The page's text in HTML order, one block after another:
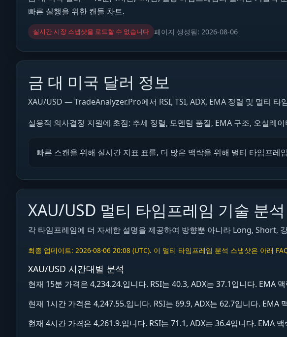
빠른 실행을 위한 캔들 차트.
실시간 시장 스냅샷을 로드할 수 없습니다 페이지 생성됨: 2026-08-06
금 대 미국 달러 정보
XAU/USD — TradeAnalyzer.Pro에서 RSI, TSI, ADX, EMA 정렬 및 멀티 타
실용적 의사결정 지원에 초점: 추세 정렬, 모멘텀 품질, EMA 구조, 오실레
빠른 스캔을 위해 실시간 지표 표를, 더 많은 맥락을 위해 멀티 타임프
XAU/USD 멀티 타임프레임 기술 분석
각 타임프레임에 더 자세한 설명을 제공하여 방향뿐 아니라 Long, Short,
최종 업데이트: 2026-08-06 20:08 (UTC). 이 멀티 타임프레임 분석 스냅샷은 아래
XAU/USD 시간대별 분석
현재 15분 가격은 4,234.24.입니다. RSI는 40.3, ADX는 37.1입니다. EMA
현재 1시간 가격은 4,247.55.입니다. RSI는 69.9, ADX는 62.7입니다.
현재 4시간 가격은 4,261.9.입니다. RSI는 71.1, ADX는 36.4입니다. EMA